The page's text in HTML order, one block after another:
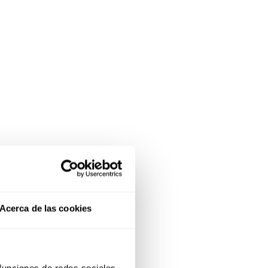
Acerca de las cookies